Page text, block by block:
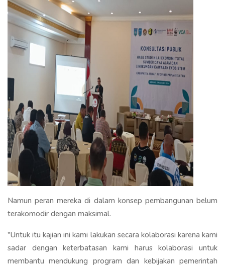
Namun peran mereka di dalam konsep pembangunan belum
terakomodir dengan maksimal.
"Untuk itu kajian ini kami lakukan secara kolaborasi karena kami
sadar dengan keterbatasan kami harus kolaborasi untuk
membantu mendukung program dan kebijakan pemerintah